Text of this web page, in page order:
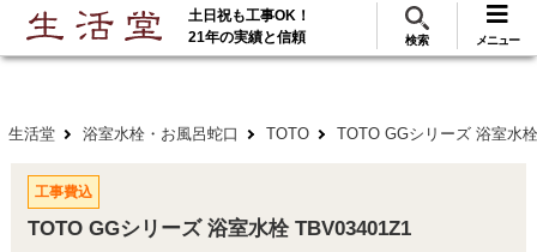
ご利用 288万･工事実績117万件! 無料見積
土日祝も工事OK！
21年の実績と信頼
検索 メニュー
生活堂 浴室水栓・お風呂蛇口 TOTO TOTO GGシリーズ 浴室水
工事費込
TOTO GGシリーズ 浴室水栓 TBV03401Z1